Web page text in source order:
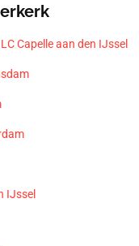
Capelle aan den IJssel
IJssel